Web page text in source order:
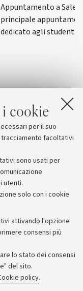
cookie
per il suo
facoltativi
sono usati per
utenti.
solo con i cookie
attivando l'opzione
consensi più
lo stato dei consensi
del sito.
policy.
Appuntamento a
principale
dedicato agli